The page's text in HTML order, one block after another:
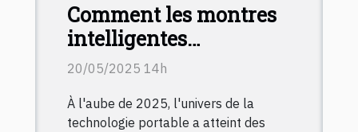
Comment les montres
intelligentes
révolutionnent le suivi
20/05/2025 14h
À l'aube de 2025, l'univers de la
technologie portable a atteint des